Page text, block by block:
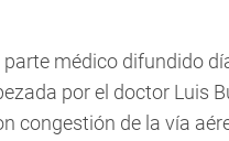
parte médico difundido
por el doctor Luis
congestión de la vía